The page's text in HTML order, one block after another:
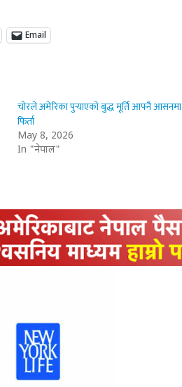
Email
चोरले अमेरिका पुर्‍याएको बुद्ध मूर्ति आफ्नै आसनमा
फिर्ता
May 8, 2026
In "नेपाल"